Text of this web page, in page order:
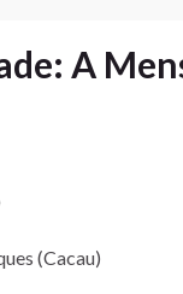
A
(Cacau)